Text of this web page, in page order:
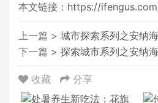
本文链接： https://
上一篇 > 城市探索系列之安纳海
下一篇 > 探索城市系列之安纳海
收藏 分享